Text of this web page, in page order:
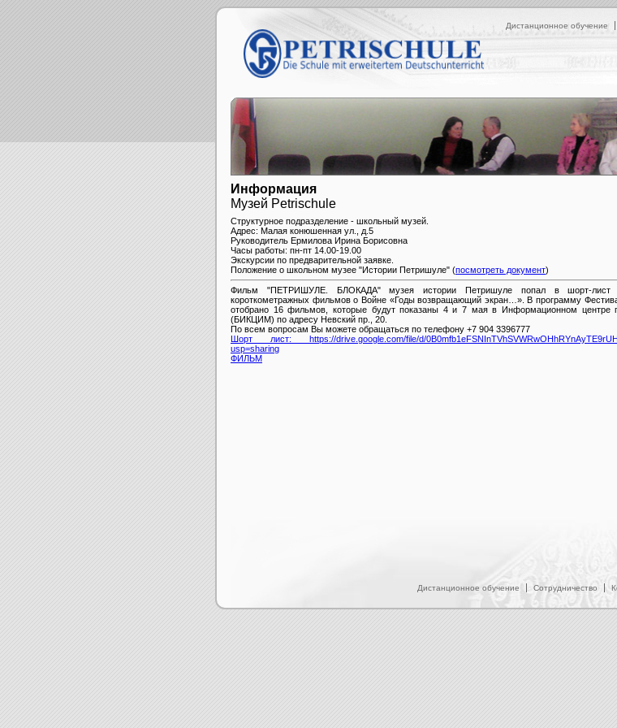
Дистанционное обучение
Информация
Музей Petrischule
Структурное подразделение - школьный музей.
Адрес: Малая конюшенная ул., д.5
Руководитель Ермилова Ирина Борисовна
Часы работы: пн-пт 14.00-19.00
Экскурсии по предварительной заявке.
Положение о школьном музее "Истории Петришуле" (посмотреть документ)
Фильм "ПЕТРИШУЛЕ. БЛОКАДА" музея истории Петришуле попал в шорт-лист
короткометражных фильмов о Войне «Годы возвращающий экран…». В программу
отобрано 16 фильмов, которые будут показаны 4 и 7 мая в Информационном центре
(БИКЦИМ) по адресу Невский пр., 20.
По всем вопросам Вы можете обращаться по телефону +7 904 3396777
Шорт лист: https://drive.google.com/file/d/
usp=sharing
ФИЛЬМ
Дистанционное обучение Сотрудничество